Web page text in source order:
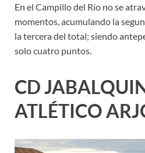
En el Campillo del Río no se
momentos, acumulando la
la tercera del total; siendo
solo cuatro puntos.
CD
ATLÉTICO